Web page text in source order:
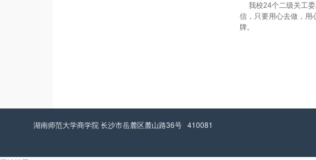
我校24个二级关工委
信，只要用心去做，用
牌。
湖南师范大学商学院 长沙市岳麓区麓山路36号 410081